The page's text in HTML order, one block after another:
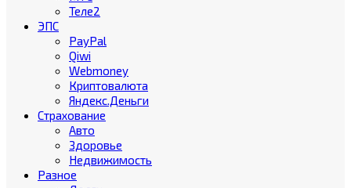
Теле2
ЭПС
PayPal
Qiwi
Webmoney
Криптовалюта
Яндекс.Деньги
Страхование
Авто
Здоровье
Недвижимость
Разное